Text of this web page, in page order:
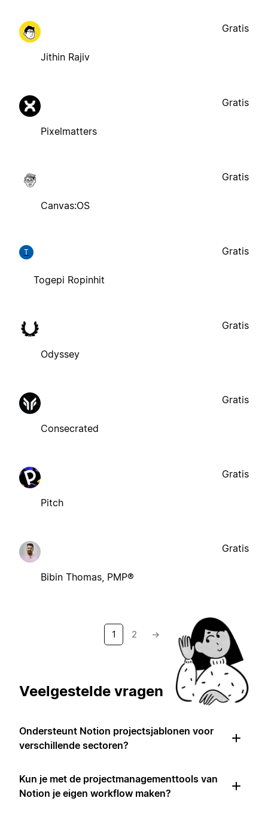
Jithin Rajiv
Gratis
Pixelmatters
Gratis
Canvas:OS
Gratis
T
Togepi Ropinhit
Gratis
Odyssey
Gratis
Consecrated
Gratis
Pitch
Gratis
Bibin Thomas, PMP®
Gratis
1 2 →
Veelgestelde vragen
Ondersteunt Notion projectsjablonen voor
verschillende sectoren?
Kun je met de projectmanagementtools van
Notion je eigen workflow maken?